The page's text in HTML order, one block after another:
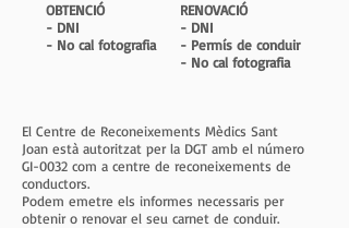
OBTENCIÓ
- DNI
- No cal fotografia
RENOVACIÓ
- DNI
- Permís de conduir
- No cal fotografia
El Centre de Reconeixements Mèdics Sant
Joan està autoritzat per la DGT amb el número
GI-0032 com a centre de reconeixements de
conductors.
Podem emetre els informes necessaris per
obtenir o renovar el seu carnet de conduir.